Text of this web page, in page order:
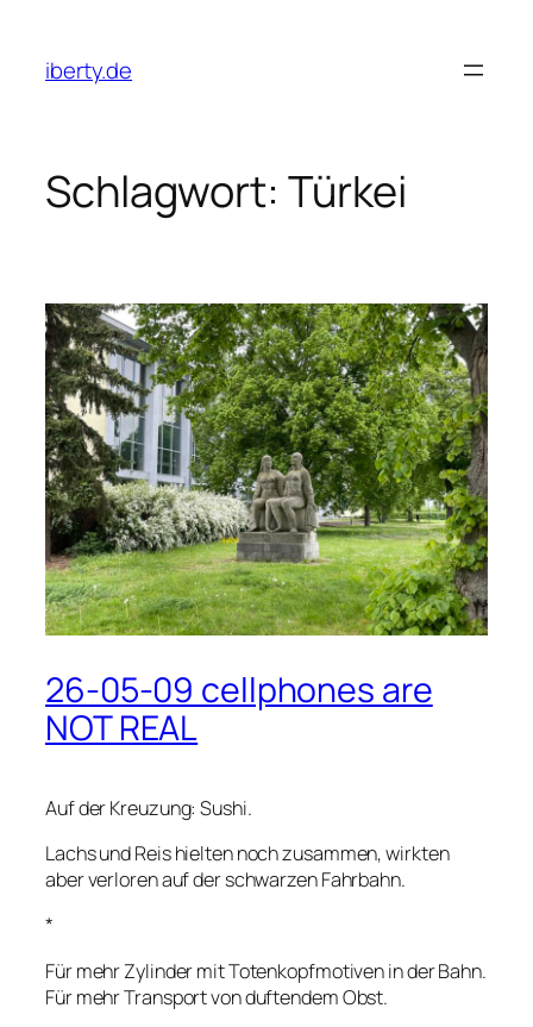
springen
iberty.de
Schlagwort: Türkei
26-05-09 cellphones are
NOT REAL
Auf der Kreuzung: Sushi.
Lachs und Reis hielten noch zusammen, wirkten
aber verloren auf der schwarzen Fahrbahn.
*
Für mehr Zylinder mit Totenkopfmotiven in der Bahn.
Für mehr Transport von duftendem Obst.